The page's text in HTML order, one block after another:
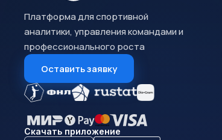
Платформа для спортивной
аналитики, управления командами и
профессионального роста
Оставить заявку
Скачать приложение